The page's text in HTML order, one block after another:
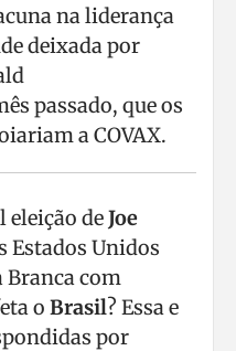
na liderança
deixada por
passado, que os
a COVAX.
eleição deJoe
Estados Unidos
Branca com
o Brasil? Essa e
por